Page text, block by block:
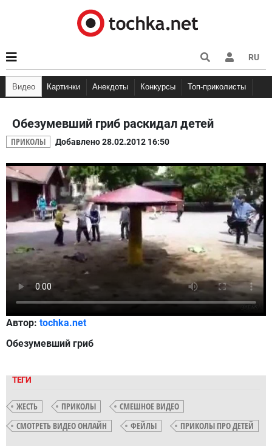
RU
Видео Картинки Анекдоты
Анекдоты про студентов
Конкурсы Топ-приколисты
Обезумевший гриб раскидал детей
ПРИКОЛЫ Добавлено 28.02.2012 16:50
Автор: tochka.net
Обезумевший гриб
ТЕГИ
ЖЕСТЬ ПРИКОЛЫ
СМЕШНОЕ ВИДЕО
СМОТРЕТЬ ВИДЕО ОНЛАЙН
ФЕЙЛЫ ПРИКОЛЫ ПРО ДЕТЕЙ